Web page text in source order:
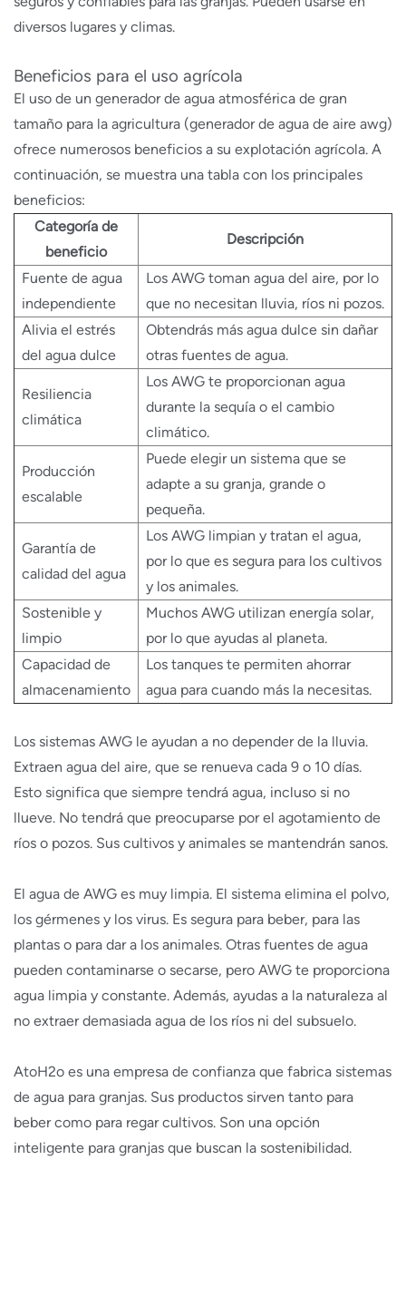
diversos lugares y climas.
Beneficios para el uso agrícola
El uso de un generador de agua atmosférica de gran
tamaño para la agricultura (generador de agua de aire awg)
ofrece numerosos beneficios a su explotación agrícola. A
continuación, se muestra una tabla con los principales
beneficios:
Categoría de
beneficio
Descripción
Fuente de agua
independiente
Los AWG toman agua del aire, por lo
que no necesitan lluvia, ríos ni pozos.
Alivia el estrés
del agua dulce
Obtendrás más agua dulce sin dañar
otras fuentes de agua.
Resiliencia
climática
Los AWG te proporcionan agua
durante la sequía o el cambio
climático.
Producción
escalable
Puede elegir un sistema que se
adapte a su granja, grande o
pequeña.
Garantía de
calidad del agua
Los AWG limpian y tratan el agua,
por lo que es segura para los cultivos
y los animales.
Sostenible y
limpio
Muchos AWG utilizan energía solar,
por lo que ayudas al planeta.
Capacidad de
almacenamiento
Los tanques te permiten ahorrar
agua para cuando más la necesitas.
Los sistemas AWG le ayudan a no depender de la lluvia.
Extraen agua del aire, que se renueva cada 9 o 10 días.
Esto significa que siempre tendrá agua, incluso si no
llueve. No tendrá que preocuparse por el agotamiento de
ríos o pozos. Sus cultivos y animales se mantendrán sanos.
El agua de AWG es muy limpia. El sistema elimina el polvo,
los gérmenes y los virus. Es segura para beber, para las
plantas o para dar a los animales. Otras fuentes de agua
pueden contaminarse o secarse, pero AWG te proporciona
agua limpia y constante. Además, ayudas a la naturaleza al
no extraer demasiada agua de los ríos ni del subsuelo.
AtoH2o es una empresa de confianza que fabrica sistemas
de agua para granjas. Sus productos sirven tanto para
beber como para regar cultivos. Son una opción
inteligente para granjas que buscan la sostenibilidad.